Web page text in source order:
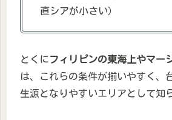
直シアが小さい）
とくにフィリピンの東海上やマー
は、これらの条件が揃いやすく、
生源となりやすいエリアとして知